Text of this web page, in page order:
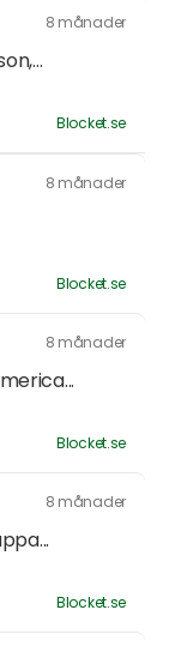
8 månader
Blocket.se
8 månader
Blocket.se
8 månader
Blocket.se
8 månader
Blocket.se